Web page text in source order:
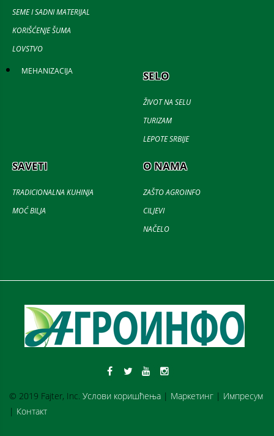
SEME I SADNI MATERIJAL
KORIŠĆENJE ŠUMA
LOVSTVO
MEHANIZACIJA SELO
ŽIVOT NA SELU
TURIZAM
LEPOTE SRBIJE
SAVETI
TRADICIONALNA KUHINJA
MOĆ BILJA
O NAMA
ZAŠTO AGROINFO
CILJEVI
NAČELO
© 2019 Fajter, Inc. Услови коришћења | Маркетинг | Импресум
| Контакт